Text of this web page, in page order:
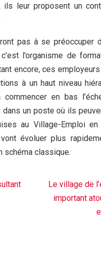
ils leur proposent un
pas à se préoccuper
l’organisme de
encore, ces
à un haut niveau
commencer en bas
un poste où ils
au Village-Emploi en
évoluer plus
schéma classique.
Le village de
important